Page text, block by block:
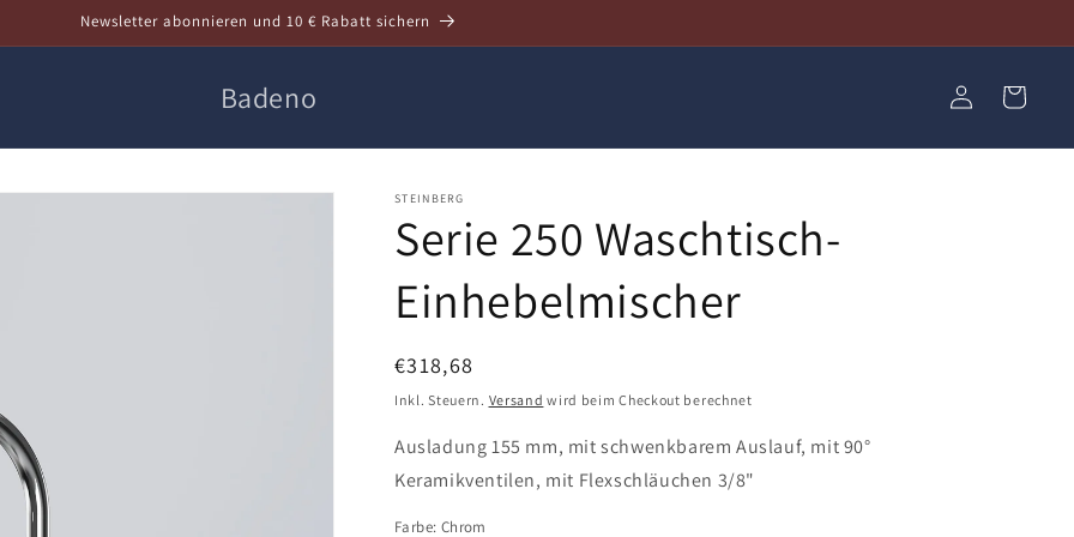
Newsletter abonnieren und 10 € Rabatt sichern
Badeno EinloggenWarenkorb
STEINBERG
Serie 250 Waschtisch-
Einhebelmischer
Normaler
Preis
€318,68
Inkl. Steuern. Versand wird beim Checkout berechnet
Ausladung 155 mm, mit schwenkbarem Auslauf, mit 90°
Keramikventilen, mit Flexschläuchen 3/8"
Farbe: Chrom